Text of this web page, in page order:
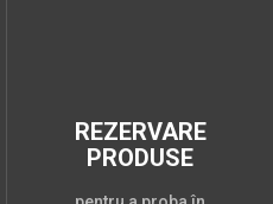
REZERVARE
PRODUSE